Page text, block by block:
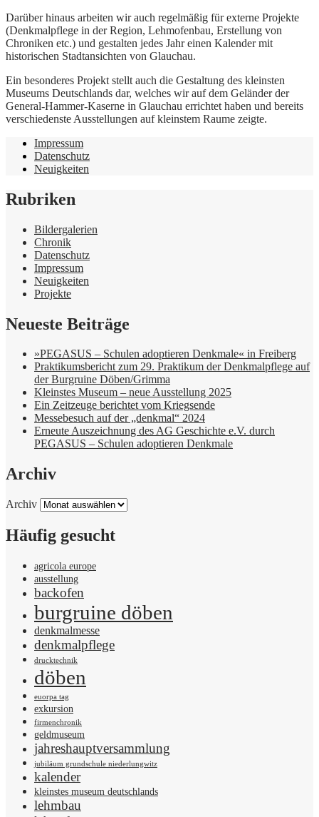
Darüber hinaus arbeiten wir auch regelmäßig für externe Projekte
(Denkmalpflege in der Region, Lehmofenbau, Erstellung von
Chroniken etc.) und gestalten jedes Jahr einen Kalender mit
historischen Stadtansichten von Glauchau.
Ein besonderes Projekt stellt auch die Gestaltung des kleinsten
Museums Deutschlands dar, welches wir auf dem Geländer der
General-Hammer-Kaserne in Glauchau errichtet haben und bereits
verschiedenste Ausstellungen auf kleinstem Raume zeigte.
Impressum
Datenschutz
Neuigkeiten
Rubriken
Bildergalerien
Chronik
Datenschutz
Impressum
Neuigkeiten
Projekte
Neueste Beiträge
»PEGASUS – Schulen adoptieren Denkmale« in Freiberg
Praktikumsbericht zum 29. Praktikum der Denkmalpflege auf
der Burgruine Döben/Grimma
Kleinstes Museum – neue Ausstellung 2025
Ein Zeitzeuge berichtet vom Kriegsende
Messebesuch auf der „denkmal“ 2024
Erneute Auszeichnung des AG Geschichte e.V. durch
PEGASUS – Schulen adoptieren Denkmale
Archiv
Archiv
Häufig gesucht
agricola europe
ausstellung
backofen
burgruine döben
denkmalmesse
denkmalpflege
drucktechnik
döben
euorpa tag
exkursion
firmenchronik
geldmuseum
jahreshauptversammlung
jubiläum grundschule niederlungwitz
kalender
kleinstes museum deutschlands
lehmbau